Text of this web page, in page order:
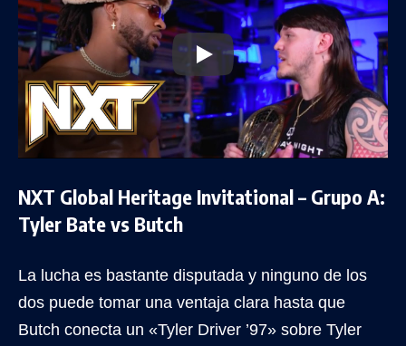
NXT Global Heritage Invitational – Grupo A:
Tyler Bate vs Butch
La lucha es bastante disputada y ninguno de los
dos puede tomar una ventaja clara hasta que
Butch conecta un «Tyler Driver ’97» sobre Tyler